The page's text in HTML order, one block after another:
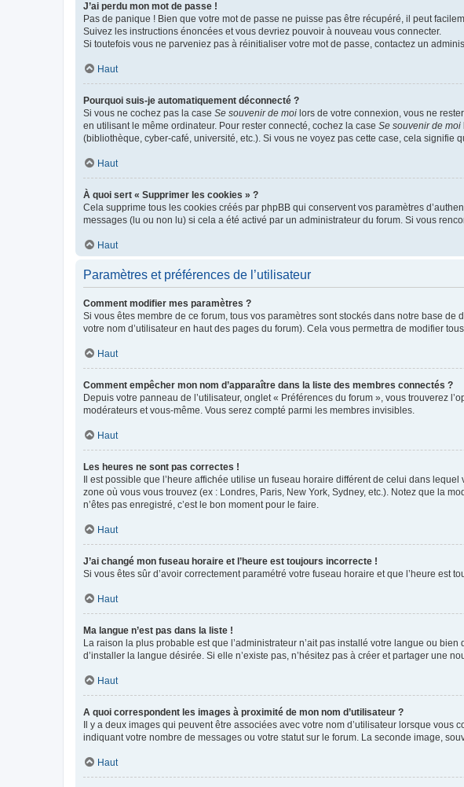
J’ai perdu mon mot de passe !
Pas de panique ! Bien que votre mot de passe ne puisse pas être récupéré, il peut
Suivez les instructions énoncées et vous devriez pouvoir à nouveau vous connecter.
Si toutefois vous ne parveniez pas à réinitialiser votre mot de passe, contactez un
Haut
Pourquoi suis-je automatiquement déconnecté ?
Si vous ne cochez pas la case Se souvenir de moi lors de votre connexion, vous ne
en utilisant le même ordinateur. Pour rester connecté, cochez la case Se souvenir de moi
(bibliothèque, cyber-café, université, etc.). Si vous ne voyez pas cette case, cela signifie
Haut
À quoi sert « Supprimer les cookies » ?
Cela supprime tous les cookies créés par phpBB qui conservent vos paramètres
messages (lu ou non lu) si cela a été activé par un administrateur du forum. Si vous
Haut
Paramètres et préférences de l’utilisateur
Comment modifier mes paramètres ?
Si vous êtes membre de ce forum, tous vos paramètres sont stockés dans notre base de
votre nom d’utilisateur en haut des pages du forum). Cela vous permettra de modifier
Haut
Comment empêcher mon nom d’apparaître dans la liste des membres connectés ?
Depuis votre panneau de l’utilisateur, onglet « Préférences du forum », vous trouverez
modérateurs et vous-même. Vous serez compté parmi les membres invisibles.
Haut
Les heures ne sont pas correctes !
Il est possible que l’heure affichée utilise un fuseau horaire différent de celui dans lequel
zone où vous vous trouvez (ex : Londres, Paris, New York, Sydney, etc.). Notez que la
n’êtes pas enregistré, c’est le bon moment pour le faire.
Haut
J’ai changé mon fuseau horaire et l’heure est toujours incorrecte !
Si vous êtes sûr d’avoir correctement paramétré votre fuseau horaire et que l’heure est
Haut
Ma langue n’est pas dans la liste !
La raison la plus probable est que l’administrateur n’ait pas installé votre langue ou
d’installer la langue désirée. Si elle n’existe pas, n’hésitez pas à créer et partager une
Haut
A quoi correspondent les images à proximité de mon nom d’utilisateur ?
Il y a deux images qui peuvent être associées avec votre nom d’utilisateur lorsque vous
indiquant votre nombre de messages ou votre statut sur le forum. La seconde image,
Haut